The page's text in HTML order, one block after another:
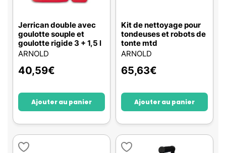
Jerrican double avec
goulotte souple et
goulotte rigide 3 + 1,5 l
ARNOLD
40,59€
Ajouter au panier
Kit de nettoyage pour
tondeuses et robots de
tonte mtd
ARNOLD
65,63€
Ajouter au panier